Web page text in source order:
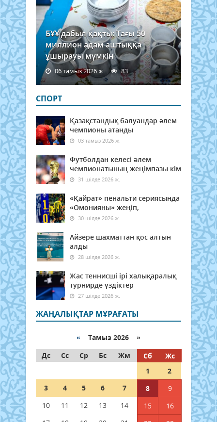
БҰҰ дабыл қақты: Тағы 50
миллион адам аштыққа
ұшырауы мүмкін
06 тамыз 2026 ж. 83
СПОРТ
Қазақстандық балуандар әлем
чемпионы атанды
03 тамыз 2026 ж.
Футболдан келесі әлем
чемпионатының жеңімпазы кім
31 шілде 2026 ж.
«Қайрат» пенальти сериясында
«Омонияны» жеңіп,
30 шілде 2026 ж.
Айзере шахматтан қос алтын
алды
28 шілде 2026 ж.
Жас теннисші ірі халықаралық
турнирде үздіктер
27 шілде 2026 ж.
ЖАҢАЛЫҚТАР МҰРАҒАТЫ
« Тамыз 2026 »
Дс
Сс Ср Бс Жм Сб
Жс
1
2
3
4 5 6 7 8
9
10
11 12 13 14 15
16